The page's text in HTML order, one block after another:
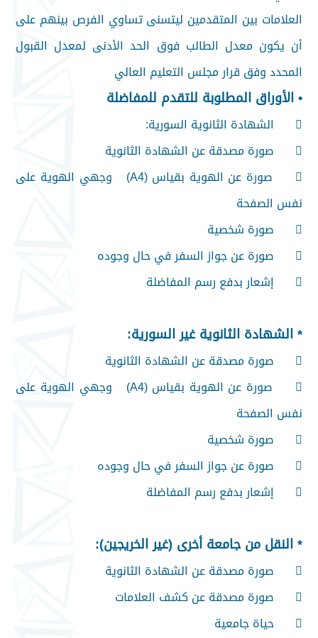
العلامات بين المتقدمين ليتسنى تساوي الفرص بينهم على
أن يكون معدل الطالب فوق الحد الأدنى لمعدل القبول
المحدد وفق قرار مجلس التعليم العالي
• الأوراق المطلوبة للتقدم للمفاضلة

الشهادة الثانوية السورية:

صورة مصدقة عن الشهادة الثانوية

صورة عن الهوية بقياس (A4) وجهي الهوية على
نفس الصفحة

صورة شخصية

صورة عن جواز السفر في حال وجوده

إشعار بدفع رسم المفاضلة
* الشهادة الثانوية غير السورية:

صورة مصدقة عن الشهادة الثانوية

صورة عن الهوية بقياس (A4) وجهي الهوية على
نفس الصفحة

صورة شخصية

صورة عن جواز السفر في حال وجوده

إشعار بدفع رسم المفاضلة
* النقل من جامعة أخرى (غير الخريجين):

صورة مصدقة عن الشهادة الثانوية

صورة مصدقة عن كشف العلامات

حياة جامعية